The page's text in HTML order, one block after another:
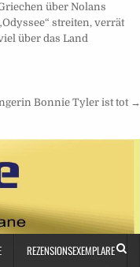
über Nolans
streiten, verrät
über das Land
Bonnie Tyler ist tot →